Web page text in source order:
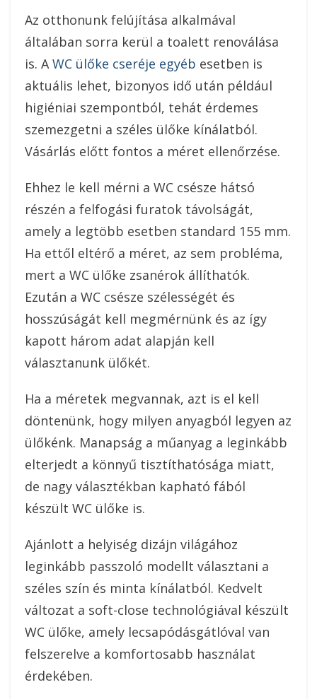
Az otthonunk felújítása alkalmával
általában sorra kerül a toalett renoválása
is. A WC ülőke cseréje egyéb esetben is
aktuális lehet, bizonyos idő után például
higiéniai szempontból, tehát érdemes
szemezgetni a széles ülőke kínálatból.
Vásárlás előtt fontos a méret ellenőrzése.
Ehhez le kell mérni a WC csésze hátsó
részén a felfogási furatok távolságát,
amely a legtöbb esetben standard 155 mm.
Ha ettől eltérő a méret, az sem probléma,
mert a WC ülőke zsanérok állíthatók.
Ezután a WC csésze szélességét és
hosszúságát kell megmérnünk és az így
kapott három adat alapján kell
választanunk ülőkét.
Ha a méretek megvannak, azt is el kell
döntenünk, hogy milyen anyagból legyen az
ülőkénk. Manapság a műanyag a leginkább
elterjedt a könnyű tisztíthatósága miatt,
de nagy választékban kapható fából
készült WC ülőke is.
Ajánlott a helyiség dizájn világához
leginkább passzoló modellt választani a
széles szín és minta kínálatból. Kedvelt
változat a soft-close technológiával készült
WC ülőke, amely lecsapódásgátlóval van
felszerelve a komfortosabb használat
érdekében.